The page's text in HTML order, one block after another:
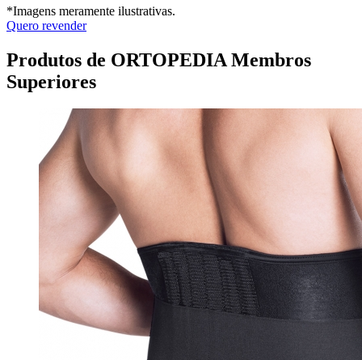
*Imagens meramente ilustrativas.
Quero revender
Produtos de ORTOPEDIA Membros
Superiores